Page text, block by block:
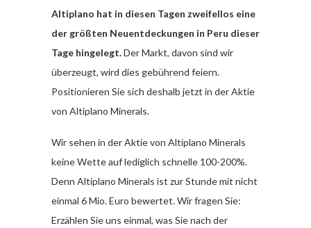
Altiplano hat in diesen Tagen zweifellos eine
der größten Neuentdeckungen in Peru dieser
Tage hingelegt.Der Markt, davon sind wir
überzeugt, wird dies gebührend feiern.
Positionieren Sie sich deshalb jetzt in der Aktie
von Altiplano Minerals.
Wir sehen in der Aktie von Altiplano Minerals
keine Wette auf lediglich schnelle 100-200%.
Denn Altiplano Minerals ist zur Stunde mit nicht
einmal 6 Mio. Euro bewertet. Wir fragen Sie:
Erzählen Sie uns einmal, was Sie nach der